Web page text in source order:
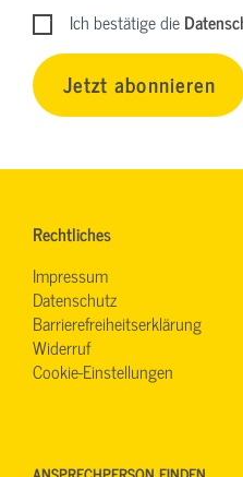
Ich bestätige die
Jetzt abonnieren
Rechtliches
Impressum
Datenschutz
Barrierefreiheitserklärung
Widerruf
Cookie-Einstellungen